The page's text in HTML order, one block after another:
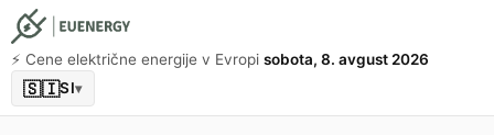
⚡️ Cene električne energije v Evropi sobota, 8. avgust 2026
🇸🇮SI▾